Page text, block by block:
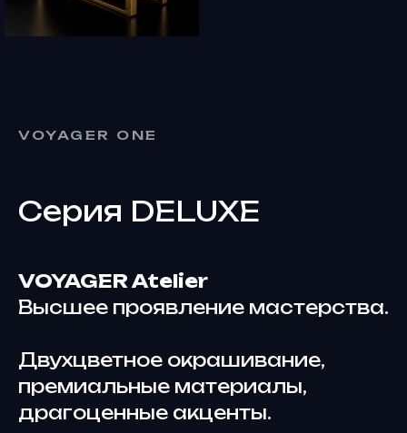
VOYAGER ONE
Серия DELUXE
VOYAGER Atelier
Высшее проявление мастерства.
Двухцветное окрашивание,
премиальные материалы,
драгоценные акценты.